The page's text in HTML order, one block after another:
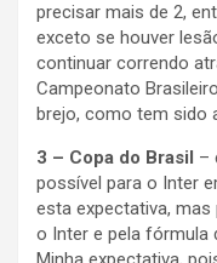
precisar mais de 2,
exceto se houver
continuar correndo
Campeonato
brejo, como tem sido
3 – Copa do Brasil –
possível para o Inter
esta expectativa,
o Inter e pela fórmula